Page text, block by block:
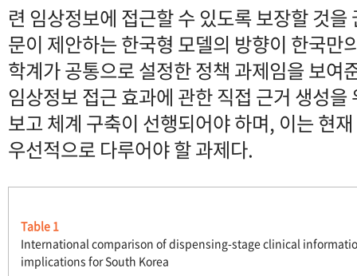
련 임상정보에 접근할 수 있도록 보장할 것을
문이 제안하는 한국형 모델의 방향이 한국만
학계가 공통으로 설정한 정책 과제임을 보여
임상정보 접근 효과에 관한 직접 근거 생성
보고 체계 구축이 선행되어야 하며, 이는 현
우선적으로 다루어야 할 과제다.
Table 1
International comparison of dispensing-stage clinical
implications for South Korea